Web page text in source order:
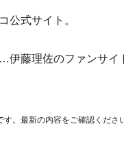
公式サイト。
…伊藤理佐のファンサイ
。最新の内容をご確認くださ